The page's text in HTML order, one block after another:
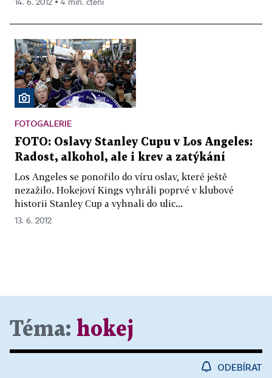
14. 6. 2012 ▪ 4 min. čtení
FOTOGALERIE
FOTO: Oslavy Stanley Cupu v Los Angeles:
Radost, alkohol, ale i krev a zatýkání
Los Angeles se ponořilo do víru oslav, které ještě
nezažilo. Hokejoví Kings vyhráli poprvé v klubové
historii Stanley Cup a vyhnali do ulic...
13. 6. 2012
Téma: hokej
ODEBÍRAT